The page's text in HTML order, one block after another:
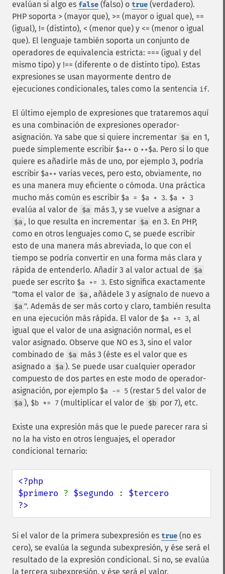
evalúan si algo es false (falso) o true (verdadero).
PHP soporta > (mayor que), >= (mayor o igual que), ==
(igual), != (distinto), < (menor que) y <= (menor o igual
que). El lenguaje también soporta un conjunto de
operadores de equivalencia estricta: === (igual y del
mismo tipo) y !== (diferente o de distinto tipo). Estas
expresiones se usan mayormente dentro de
ejecuciones condicionales, tales como la sentencia if.
El último ejemplo de expresiones que trataremos aquí
es una combinación de expresiones operador-
asignación. Ya sabe que si quiere incrementar $a en 1,
puede simplemente escribir $a++ o ++$a. Pero si lo que
quiere es añadirle más de uno, por ejemplo 3, podría
escribir $a++ varias veces, pero esto, obviamente, no
es una manera muy eficiente o cómoda. Una práctica
mucho más común es escribir $a = $a + 3. $a + 3
evalúa al valor de $a más 3, y se vuelve a asignar a
$a , lo que resulta en incrementar $a en 3. En PHP,
como en otros lenguajes como C, se puede escribir
esto de una manera más abreviada, lo que con el
tiempo se podría convertir en una forma más clara y
rápida de entenderlo. Añadir 3 al valor actual de
$a
puede ser escrito $a += 3. Esto significa exactamente
"toma el valor de
$a , añádele 3 y asígnalo de nuevo a
$a ". Además de ser más corto y claro, también resulta
en una ejecución más rápida. El valor de $a += 3, al
igual que el valor de una asignación normal, es el
valor asignado. Observe que NO es 3, sino el valor
combinado de
$a más 3 (éste es el valor que es
asignado a
$a ). Se puede usar cualquier operador
compuesto de dos partes en este modo de operador-
asignación, por ejemplo $a -= 5 (restar 5 del valor de
$a ), $b *= 7 (multiplicar el valor de $b por 7), etc.
Existe una expresión más que le puede parecer rara si
no la ha visto en otros lenguajes, el operador
condicional ternario:
<?php
$primero ? $segundo : $tercero
?>
Si el valor de la primera subexpresión es true (no es
cero), se evalúa la segunda subexpresión, y ése será el
resultado de la expresión condicional. Si no, se evalúa
la tercera subexpresión, y ése será el valor.